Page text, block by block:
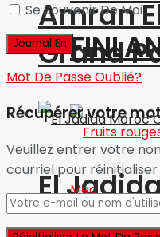
Amran
Grand
El
Se Souvenir De Moi
Mot De Passe Oublié?
Récupérer votre
Veuillez entrer votre
courriel pour